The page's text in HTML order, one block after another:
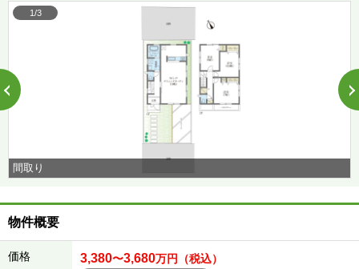
間取り
1/3
物件概要
価格 3,380〜3,680万円（税込）